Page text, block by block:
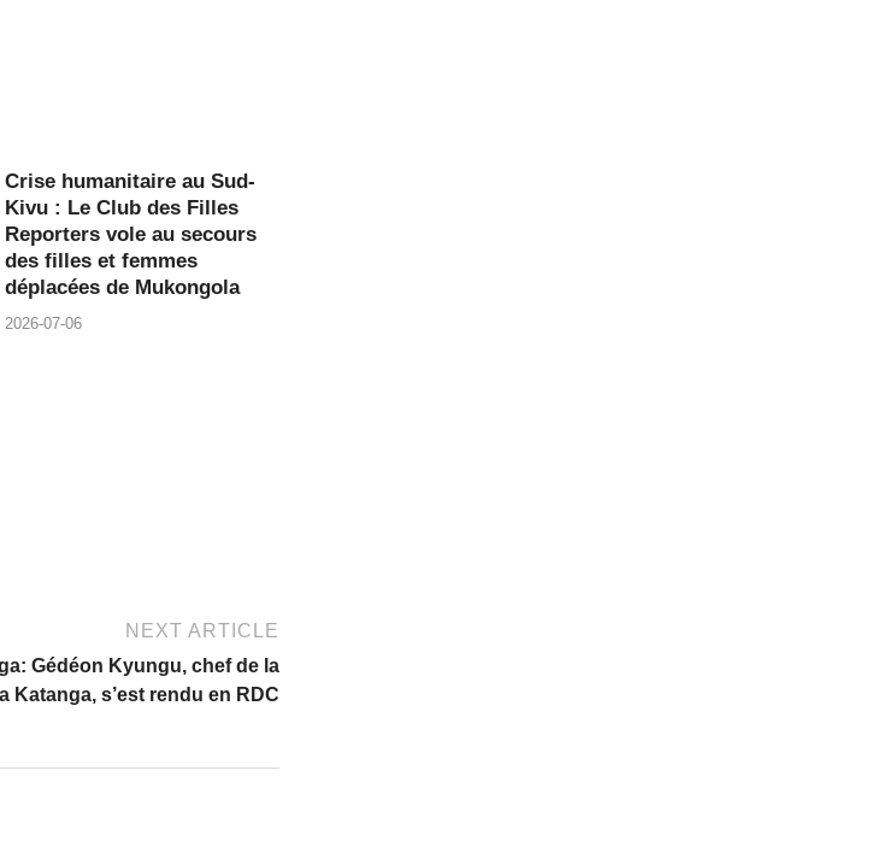
Crise humanitaire au Sud-
Kivu : Le Club des Filles
Reporters vole au secours
des filles et femmes
déplacées de Mukongola
2026-07-06
NEXT ARTICLE
Gédéon Kyungu, chef de la
Katanga, s’est rendu en RDC